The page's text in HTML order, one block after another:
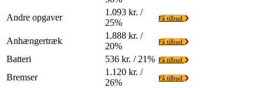
Andre opgaver
1.093 kr. /
25%
Få tilbud
Anhængertræk
1.888 kr. /
20%
Få tilbud
Batteri 536 kr. / 21% Få tilbud
Bremser
1.120 kr. /
26%
Få tilbud